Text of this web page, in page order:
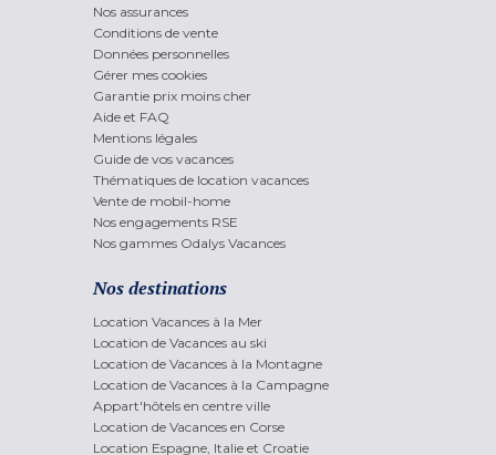
Nos assurances
Conditions de vente
Données personnelles
Gérer mes cookies
Garantie prix moins cher
Aide et FAQ
Mentions légales
Guide de vos vacances
Thématiques de location vacances
Vente de mobil-home
Nos engagements RSE
Nos gammes Odalys Vacances
Nos destinations
Location Vacances à la Mer
Location de Vacances au ski
Location de Vacances à la Montagne
Location de Vacances à la Campagne
Appart'hôtels en centre ville
Location de Vacances en Corse
Location Espagne, Italie et Croatie